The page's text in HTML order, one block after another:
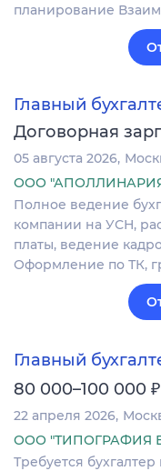
планирование
Главный
Договорная
05 августа 2026
ООО
Полное ведение
компании на УСН,
платы, ведение
Оформление по ТК,
Главный
80 000–100 000 ₽
22 апреля 2026
ООО "ТИПОГРАФИЯ
Требуется